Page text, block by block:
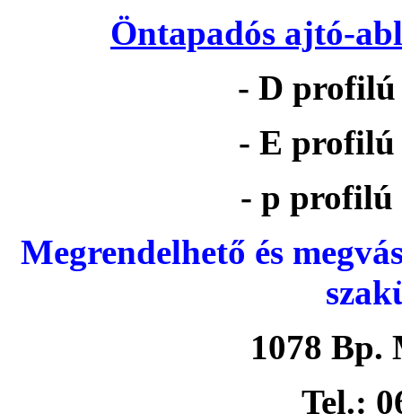
Öntapadós ajtó-
- D profilú
- E profilú
- p profilú
Megrendelhető és
1078 Bp.
Tel.: